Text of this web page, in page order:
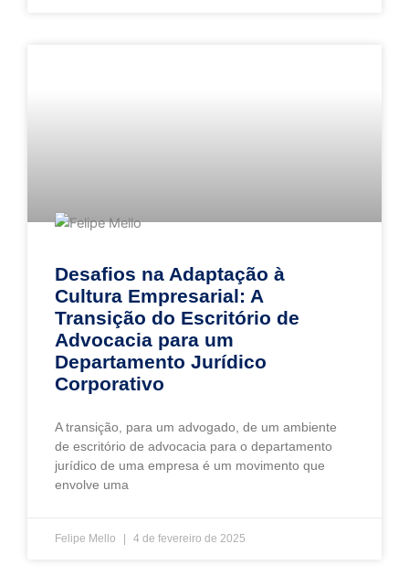
Desafios na Adaptação à
Cultura Empresarial: A
Transição do Escritório de
Advocacia para um
Departamento Jurídico
Corporativo
A transição, para um advogado, de um ambiente
de escritório de advocacia para o departamento
jurídico de uma empresa é um movimento que
envolve uma
Felipe Mello 4 de fevereiro de 2025